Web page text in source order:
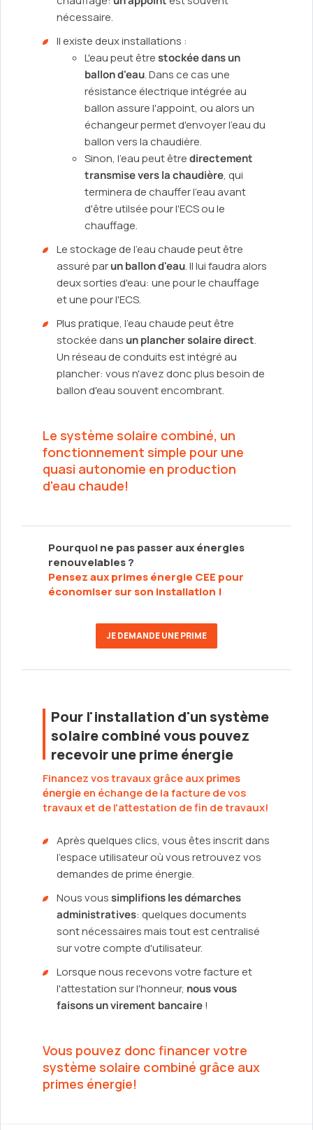
nécessaire.
Il existe deux installations :
L'eau peut êtrestockée dans un
ballon d'eau. Dans ce cas une
résistance électrique intégrée au
ballon assure l'appoint, ou alors un
échangeur permet d'envoyer l'eau du
ballon vers la chaudière.
Sinon, l'eau peut êtredirectement
transmise vers la chaudière, qui
terminera de chauffer l'eau avant
d'être utilsée pour l'ECS ou le
chauffage.
Le stockage de l'eau chaude peut être
assuré parun ballon d'eau. Il lui faudra alors
deux sorties d'eau: une pour le chauffage
et une pour l'ECS.
Plus pratique, l'eau chaude peut être
stockée dans un plancher solaire direct.
Un réseau de conduits est intégré au
plancher: vous n'avez donc plus besoin de
ballon d'eau souvent encombrant.
Le système solaire combiné, un
fonctionnement simple pour une
quasi autonomie en production
d'eau chaude!
Pourquoi ne pas passer aux énergies
renouvelables ?
Pensez aux primes énergie CEE pour
économiser sur son installation !
JE DEMANDE UNE PRIME
Pour l'installation d'un système
solaire combiné vous pouvez
recevoir une prime énergie
Financez vos travaux grâce auxprimes
énergieen échange de la facture de vos
travaux et de l'attestation de fin de travaux!
Après quelques clics, vous êtes inscrit dans
l'espace utilisateur où vous retrouvez vos
demandes de prime énergie.
Nous voussimplifions les démarches
administratives: quelques documents
sont nécessaires mais tout est centralisé
sur votre compte d'utilisateur.
Lorsque nous recevons votre facture et
l'attestation sur l'honneur, nous vous
faisons un virement bancaire!
Vous pouvez donc financer votre
système solaire combiné grâce aux
primes énergie!